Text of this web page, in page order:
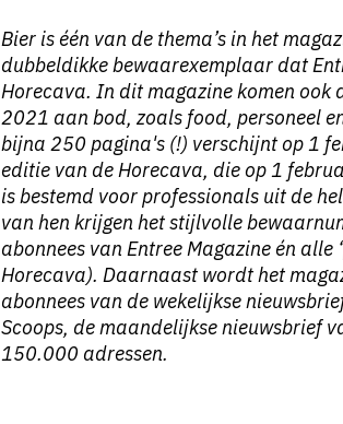
Bier is één van de thema’s in het
dubbeldikke bewaarexemplaar dat
Horecava. In dit magazine komen ook
2021 aan bod, zoals food, personeel
bijna 250 pagina's (!) verschijnt op 1
editie van de Horecava, die op 1
is bestemd voor professionals uit de
van hen krijgen het stijlvolle
abonnees van Entree Magazine én alle
Horecava). Daarnaast wordt het
abonnees van de wekelijkse
Scoops, de maandelijkse nieuwsbrief
150.000 adressen.